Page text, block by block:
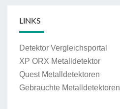
LINKS
Detektor Vergleichsportal
XP ORX Metalldetektor
Quest Metalldetektoren
Gebrauchte Metalldetektoren